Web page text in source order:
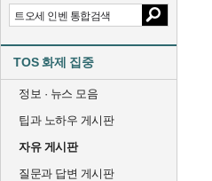
TOS 화제 집중
정보 · 뉴스 모음
팁과 노하우 게시판
자유 게시판
질문과 답변 게시판